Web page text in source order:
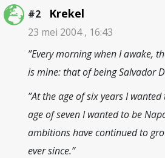
#2 Krekel
23 mei 2004 , 16:43
”Every morning when I awake,
is mine: that of being Salvador
”At the age of six years I
age of seven I wanted to be
ambitions have continued to
ever since.”